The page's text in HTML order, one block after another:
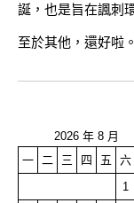
誕，也是旨在諷刺
至於其他，還好啦。
2026 年 8 月
一
二 三 四 五 六
1